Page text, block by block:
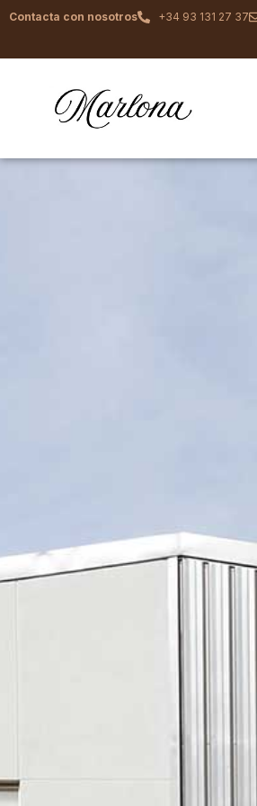
Contacta con nosotros +34 93 131 27 37